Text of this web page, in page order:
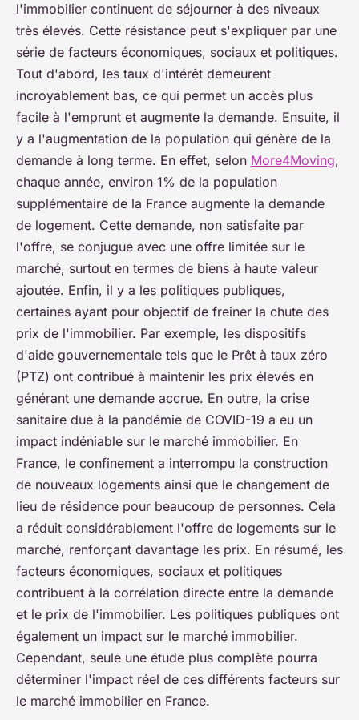
l'immobilier continuent de séjourner à des niveaux
très élevés. Cette résistance peut s'expliquer par une
série de facteurs économiques, sociaux et politiques.
Tout d'abord, les taux d'intérêt demeurent
incroyablement bas, ce qui permet un accès plus
facile à l'emprunt et augmente la demande. Ensuite, il
y a l'augmentation de la population qui génère de la
demande à long terme. En effet, selon More4Moving,
chaque année, environ 1% de la population
supplémentaire de la France augmente la demande
de logement. Cette demande, non satisfaite par
l'offre, se conjugue avec une offre limitée sur le
marché, surtout en termes de biens à haute valeur
ajoutée. Enfin, il y a les politiques publiques,
certaines ayant pour objectif de freiner la chute des
prix de l'immobilier. Par exemple, les dispositifs
d'aide gouvernementale tels que le Prêt à taux zéro
(PTZ) ont contribué à maintenir les prix élevés en
générant une demande accrue. En outre, la crise
sanitaire due à la pandémie de COVID-19 a eu un
impact indéniable sur le marché immobilier. En
France, le confinement a interrompu la construction
de nouveaux logements ainsi que le changement de
lieu de résidence pour beaucoup de personnes. Cela
a réduit considérablement l'offre de logements sur le
marché, renforçant davantage les prix. En résumé, les
facteurs économiques, sociaux et politiques
contribuent à la corrélation directe entre la demande
et le prix de l'immobilier. Les politiques publiques ont
également un impact sur le marché immobilier.
Cependant, seule une étude plus complète pourra
déterminer l'impact réel de ces différents facteurs sur
le marché immobilier en France.